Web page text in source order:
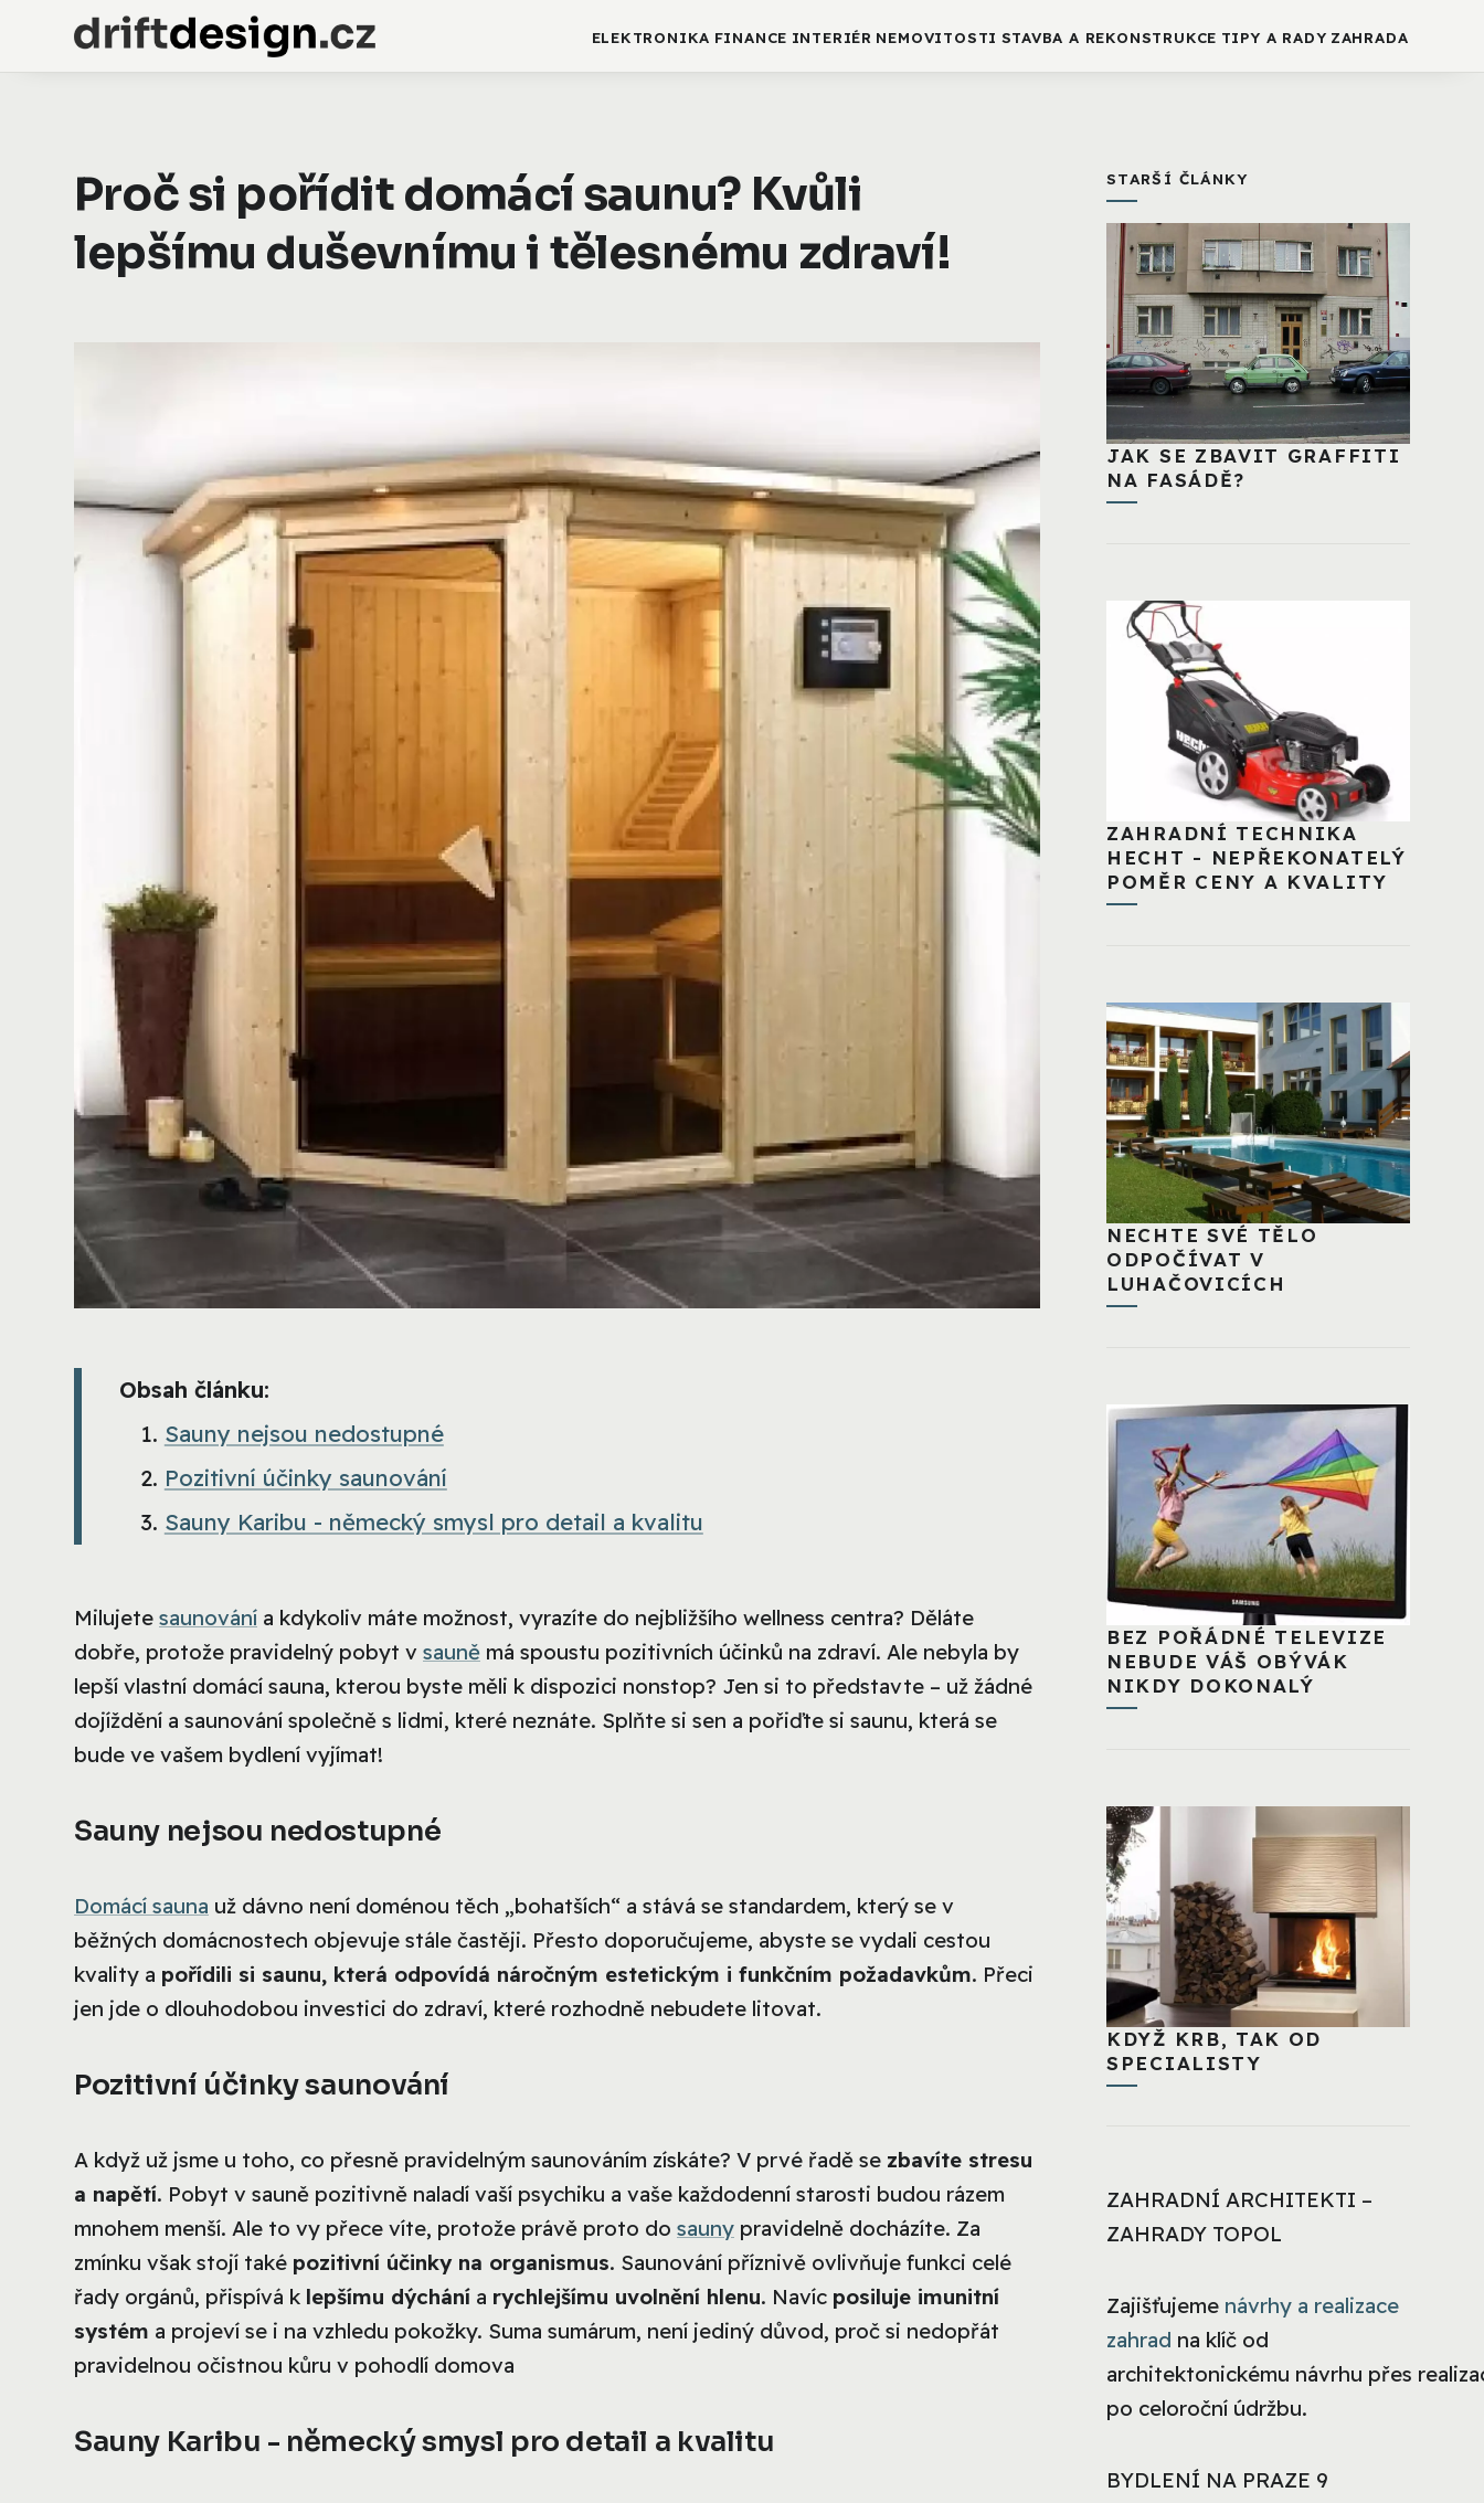
ELEKTRONIKA FINANCE INTERIÉR NEMOVITOSTI STAVBA A REKONSTRUKCE TIPY A RADY ZAHRADA
Proč si pořídit domácí saunu? Kvůli
lepšímu duševnímu i tělesnému zdraví!
Obsah článku:
Sauny nejsou nedostupné
Pozitivní účinky saunování
Sauny Karibu - německý smysl pro detail a kvalitu
Milujete saunování a kdykoliv máte možnost, vyrazíte do nejbližšího wellness centra? Děláte
dobře, protože pravidelný pobyt v sauně má spoustu pozitivních účinků na zdraví. Ale nebyla by
lepší vlastní domácí sauna, kterou byste měli k dispozici nonstop? Jen si to představte – už žádné
dojíždění a saunování společně s lidmi, které neznáte. Splňte si sen a pořiďte si saunu, která se
bude ve vašem bydlení vyjímat!
Sauny nejsou nedostupné
Domácí sauna už dávno není doménou těch „bohatších“ a stává se standardem, který se v
běžných domácnostech objevuje stále častěji. Přesto doporučujeme, abyste se vydali cestou
kvality a pořídili si saunu, která odpovídá náročným estetickým i funkčním požadavkům. Přeci
jen jde o dlouhodobou investici do zdraví, které rozhodně nebudete litovat.
Pozitivní účinky saunování
A když už jsme u toho, co přesně pravidelným saunováním získáte? V prvé řadě se zbavíte stresu
a napětí. Pobyt v sauně pozitivně naladí vaší psychiku a vaše každodenní starosti budou rázem
mnohem menší. Ale to vy přece víte, protože právě proto do sauny pravidelně docházíte. Za
zmínku však stojí také pozitivní účinky na organismus. Saunování příznivě ovlivňuje funkci celé
řady orgánů, přispívá k lepšímu dýchání a rychlejšímu uvolnění hlenu. Navíc posiluje imunitní
systém a projeví se i na vzhledu pokožky. Suma sumárum, není jediný důvod, proč si nedopřát
pravidelnou očistnou kůru v pohodlí domova
Sauny Karibu - německý smysl pro detail a kvalitu
STARŠÍ ČLÁNKY
JAK SE ZBAVIT GRAFFITI
NA FASÁDĚ?
ZAHRADNÍ TECHNIKA
HECHT - NEPŘEKONATELÝ
POMĚR CENY A KVALITY
NECHTE SVÉ TĚLO
ODPOČÍVAT V
LUHAČOVICÍCH
BEZ POŘÁDNÉ TELEVIZE
NEBUDE VÁŠ OBÝVÁK
NIKDY DOKONALÝ
KDYŽ KRB, TAK OD
SPECIALISTY
ZAHRADNÍ ARCHITEKTI –
ZAHRADY TOPOL
Zajišťujeme návrhy a realizace
zahrad na klíč od
architektonickému návrhu přes
po celoroční údržbu.
BYDLENÍ NA PRAZE 9